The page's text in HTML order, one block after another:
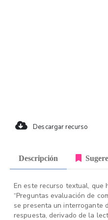
Descargar recurso
Descripción
En este recurso textual, que
“Preguntas evaluación de
se presenta un interrogante
respuesta, derivado de la